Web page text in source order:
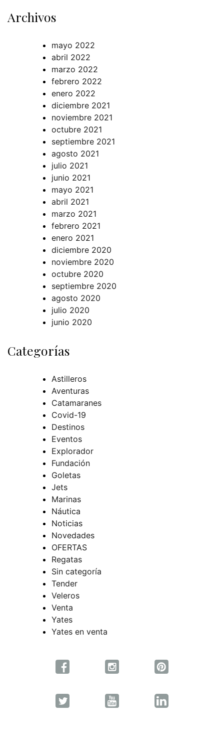
Archivos
mayo 2022
abril 2022
marzo 2022
febrero 2022
enero 2022
diciembre 2021
noviembre 2021
octubre 2021
septiembre 2021
agosto 2021
julio 2021
junio 2021
mayo 2021
abril 2021
marzo 2021
febrero 2021
enero 2021
diciembre 2020
noviembre 2020
octubre 2020
septiembre 2020
agosto 2020
julio 2020
junio 2020
Categorías
Astilleros
Aventuras
Catamaranes
Covid-19
Destinos
Eventos
Explorador
Fundación
Goletas
Jets
Marinas
Náutica
Noticias
Novedades
OFERTAS
Regatas
Sin categoría
Tender
Veleros
Venta
Yates
Yates en venta